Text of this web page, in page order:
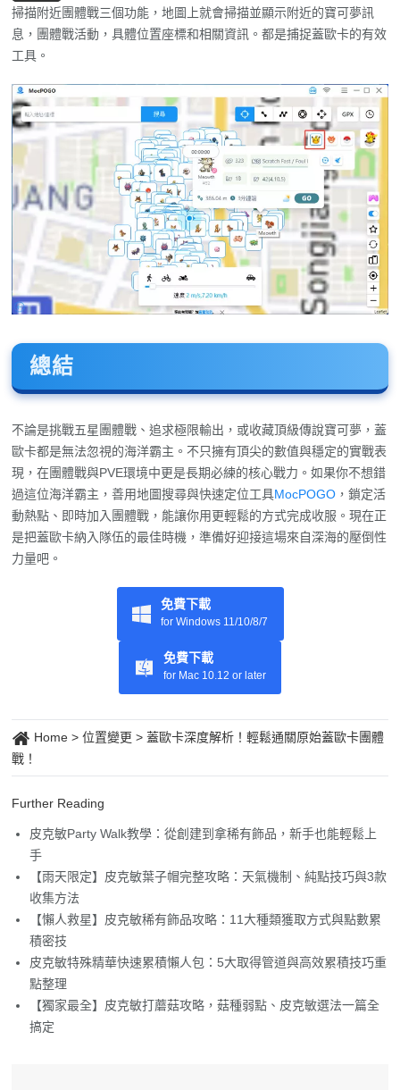
掃描附近團體戰三個功能，地圖上就會掃描並顯示附近的寶可夢訊
息，團體戰活動，具體位置座標和相關資訊。都是捕捉蓋歐卡的有效
工具。
總結
不論是挑戰五星團體戰、追求極限輸出，或收藏頂級傳說寶可夢，蓋
歐卡都是無法忽視的海洋霸主。不只擁有頂尖的數值與穩定的實戰表
現，在團體戰與PVE環境中更是長期必練的核心戰力。如果你不想錯
過這位海洋霸主，善用地圖搜尋與快速定位工具MocPOGO ，鎖定活
動熱點、即時加入團體戰，能讓你用更輕鬆的方式完成收服。現在正
是把蓋歐卡納入隊伍的最佳時機，準備好迎接這場來自深海的壓倒性
力量吧。
免費下載
for Windows 11/10/8/7
免費下載
for Mac 10.12 or later
Home>位置變更 >蓋歐卡深度解析！輕鬆通關原始蓋歐卡團體
戰！
Further Reading
皮克敏Party Walk教學：從創建到拿稀有飾品，新手也能輕鬆上
手
【雨天限定】皮克敏葉子帽完整攻略：天氣機制、純點技巧與3款
收集方法
【懶人救星】皮克敏稀有飾品攻略：11大種類獲取方式與點數累
積密技
皮克敏特殊精華快速累積懶人包：5大取得管道與高效累積技巧重
點整理
【獨家最全】皮克敏打蘑菇攻略，菇種弱點、皮克敏選法一篇全
搞定